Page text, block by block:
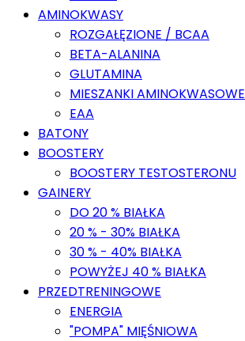
AMINOKWASY
ROZGAŁĘZIONE / BCAA
BETA-ALANINA
GLUTAMINA
MIESZANKI AMINOKWASOWE
EAA
BATONY
BOOSTERY
BOOSTERY TESTOSTERONU
GAINERY
DO 20 % BIAŁKA
20 % - 30% BIAŁKA
30 % - 40% BIAŁKA
POWYŻEJ 40 % BIAŁKA
PRZEDTRENINGOWE
ENERGIA
"POMPA" MIĘŚNIOWA